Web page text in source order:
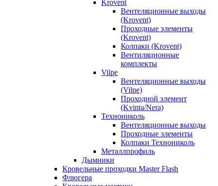
Krovent
Вентеляционные выходы
(Krovent)
Проходные элементы
(Krovent)
Колпаки (Krovent)
Вентиляционные
комплекты
Vilpe
Вентеляционные выходы
(Vilpe)
Проходной элемент
(Kvinta/Nera)
Технониколь
Вентеляционные выходы
Проходные элементы
Колпаки Технониколь
Металлпрофиль
Дымники
Кровельные проходки Master Flash
Флюгера